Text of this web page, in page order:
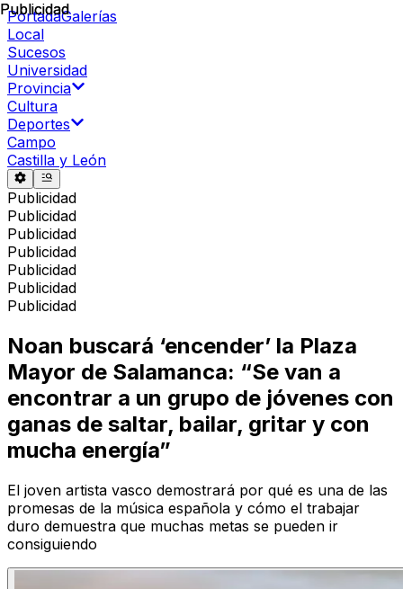
PortadaGalerías
Local
Sucesos
Universidad
Provincia
Cultura
Deportes
Campo
Castilla y León
Publicidad
Publicidad
Publicidad
Publicidad
Publicidad
Publicidad
Publicidad
Publicidad
Noan buscará ‘encender’ la Plaza
Mayor de Salamanca: “Se van a
encontrar a un grupo de jóvenes con
ganas de saltar, bailar, gritar y con
mucha energía”
El joven artista vasco demostrará por qué es una de las
promesas de la música española y cómo el trabajar
duro demuestra que muchas metas se pueden ir
consiguiendo
Publicidad